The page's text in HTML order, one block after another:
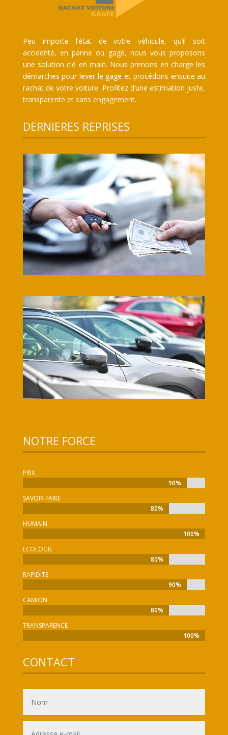
Peu importe l’état de votre véhicule, qu’il soit
accidenté, en panne ou gagé, nous vous proposons
une solution clé en main. Nous prenons en charge les
démarches pour lever le gage et procédons ensuite au
rachat de votre voiture. Profitez d’une estimation juste,
transparente et sans engagement.
DERNIERES REPRISES
NOTRE FORCE
PRIX
90%
90%
SAVOIR FAIRE
80%
80%
HUMAIN
100%
100%
ECOLOGIE
80%
80%
RAPIDITE
90%
90%
CAMION
80%
80%
TRANSPARENCE
100%
100%
CONTACT